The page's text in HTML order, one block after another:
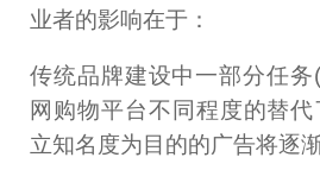
业者的影响在于：
传统品牌建设中一部分任
网购物平台不同程度的替
立知名度为目的的广告将逐